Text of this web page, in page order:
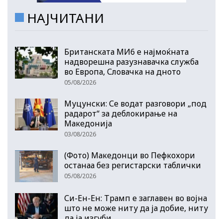
НАЈЧИТАНИ
Британската МИ6 е најмоќната
надворешна разузнавачка служба
во Европа, Словачка на дното
05/08/2026
Муцунски: Се водат разговори „под
радарот“ за деблокирање на
Македонија
03/08/2026
(Фото) Македонци во Пефкохори
останаа без регистарски таблички
05/08/2026
Си-Ен-Ен: Трамп е заглавен во војна
што не може ниту да ја добие, ниту